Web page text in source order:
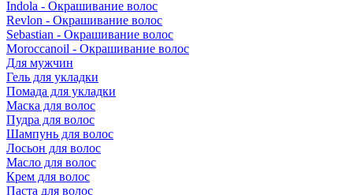
Indola - Окрашивание волос
Revlon - Окрашивание волос
Sebastian - Окрашивание волос
Moroccanoil - Окрашивание волос
Для мужчин
Гель для укладки
Помада для укладки
Маска для волос
Пудра для волос
Шампунь для волос
Лосьон для волос
Масло для волос
Крем для волос
Паста для волос